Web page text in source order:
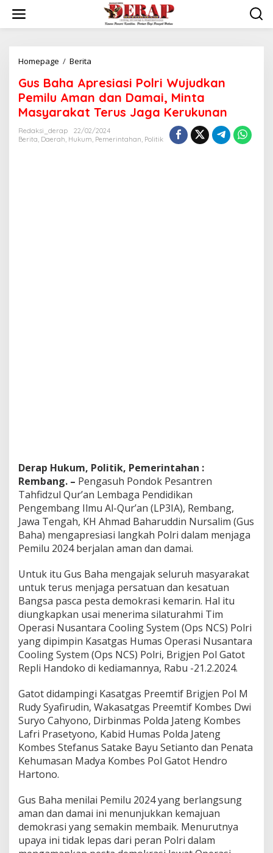
content
Homepage / Berita
Apresiasi
Polri
Wujudkan
Pemilu
Aman
dan
Gus Baha Apresiasi Polri Wujudkan
Pemilu Aman dan Damai, Minta
Masyarakat Terus Jaga Kerukunan
Redaksi_derap
22/02/2024
Berita, Daerah, Hukum, Pemerintahan, Politik
Derap Hukum, Politik, Pemerintahan :
Rembang. – Pengasuh Pondok Pesantren
Tahfidzul Qur’an Lembaga Pendidikan
Pengembang Ilmu Al-Qur’an (LP3IA), Rembang,
Jawa Tengah, KH Ahmad Baharuddin Nursalim (Gus
Baha) mengapresiasi langkah Polri dalam menjaga
Pemilu 2024 berjalan aman dan damai.
Untuk itu Gus Baha mengajak seluruh masyarakat
untuk terus menjaga persatuan dan kesatuan
Bangsa pasca pesta demokrasi kemarin. Hal itu
diungkapkan usai menerima silaturahmi Tim
Operasi Nusantara Cooling System (Ops NCS) Polri
yang dipimpin Kasatgas Humas Operasi Nusantara
Cooling System (Ops NCS) Polri, Brigjen Pol Gatot
Repli Handoko di kediamannya, Rabu -21.2.2024.
Gatot didampingi Kasatgas Preemtif Brigjen Pol M
Rudy Syafirudin, Wakasatgas Preemtif Kombes Dwi
Suryo Cahyono, Dirbinmas Polda Jateng Kombes
Lafri Prasetyono, Kabid Humas Polda Jateng
Kombes Stefanus Satake Bayu Setianto dan Penata
Kehumasan Madya Kombes Pol Gatot Hendro
Hartono.
Gus Baha menilai Pemilu 2024 yang berlangsung
aman dan damai ini menunjukkan kemajuan
demokrasi yang semakin membaik. Menurutnya
upaya ini tidak lepas dari peran Polri dalam